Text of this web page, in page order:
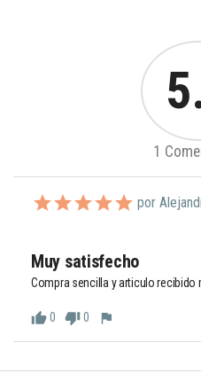
1
por
Muy satisfecho
Compra sencilla y articulo recibido
thumb_up0 thumb_down0 flag